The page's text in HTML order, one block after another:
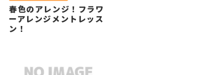
春色のアレンジ！フラワ
ーアレンジメントレッス
ン！